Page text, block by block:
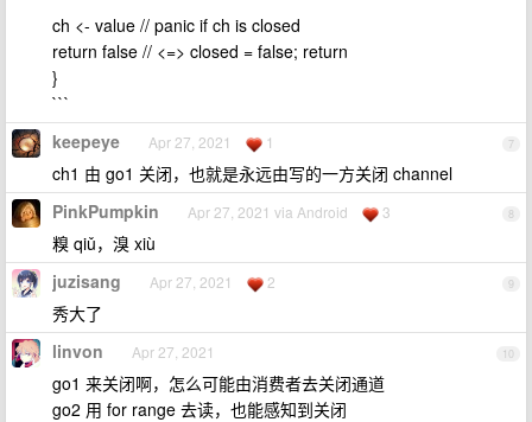
ch <- value // panic if ch is closed
return false // <=> closed = false; return
}
```
7
keepeye Apr 27, 2021 1
ch1 由 go1 关闭，也就是永远由写的一方关闭 channel
8
PinkPumpkin Apr 27, 2021 via Android 3
糗 qiǔ，溴 xiù
9
juzisang Apr 27, 2021 2
秀大了
10
linvon Apr 27, 2021
go1 来关闭啊，怎么可能由消费者去关闭通道
go2 用 for range 去读，也能感知到关闭